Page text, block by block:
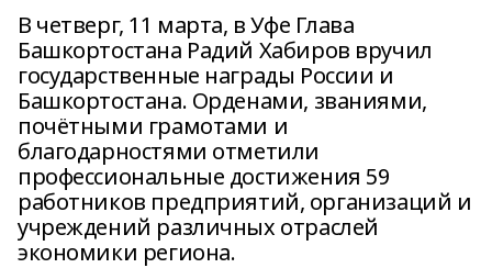
В четверг, 11 марта, в Уфе Глава
Башкортостана Радий Хабиров вручил
государственные награды России и
Башкортостана. Орденами, званиями,
почётными грамотами и
благодарностями отметили
профессиональные достижения 59
работников предприятий, организаций и
учреждений различных отраслей
экономики региона.